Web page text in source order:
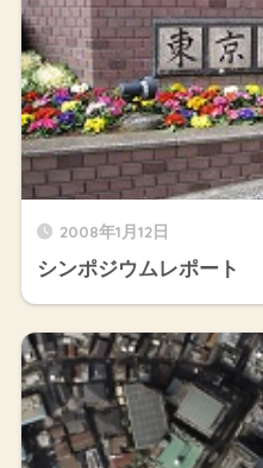
2008年1月12日
シンポジウムレポート